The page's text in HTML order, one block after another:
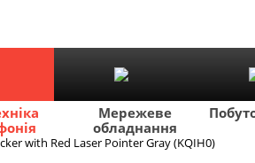
Мережеве
обладнання
with Red Laser Pointer Gray (KQIH0)